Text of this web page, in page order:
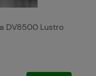
DV8500 Lustro